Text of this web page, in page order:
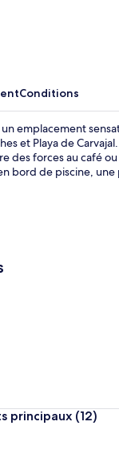
Conditions
emplacement
et Playa de
des forces au café
bord de piscine, une
principaux (12)